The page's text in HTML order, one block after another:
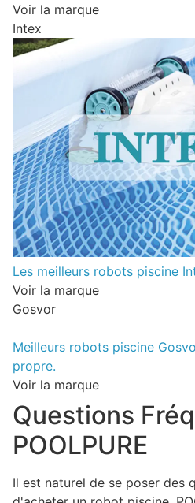
Voir la marque
Intex
Les meilleurs robots piscine
Voir la marque
Gosvor
Meilleurs robots piscine
propre.
Voir la marque
Questions
POOLPURE
Il est naturel de se poser des